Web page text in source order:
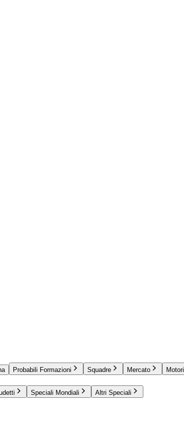
Probabili Formazioni Squadre Mercato Motori
Speciali Mondiali Altri Speciali